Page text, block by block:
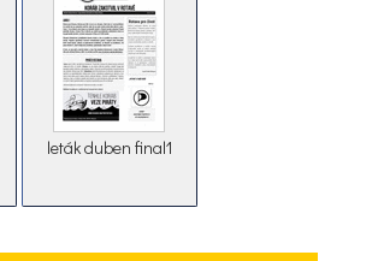
leták duben final1